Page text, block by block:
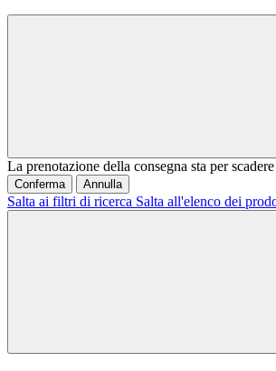
La prenotazione della consegna sta per scadere
Conferma Annulla
Salta ai filtri di ricerca Salta all'elenco dei